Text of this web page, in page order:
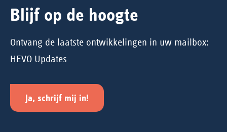
Blijf op de hoogte
Ontvang de laatste ontwikkelingen in uw mailbox:
HEVO Updates
Ja, schrijf mij in!